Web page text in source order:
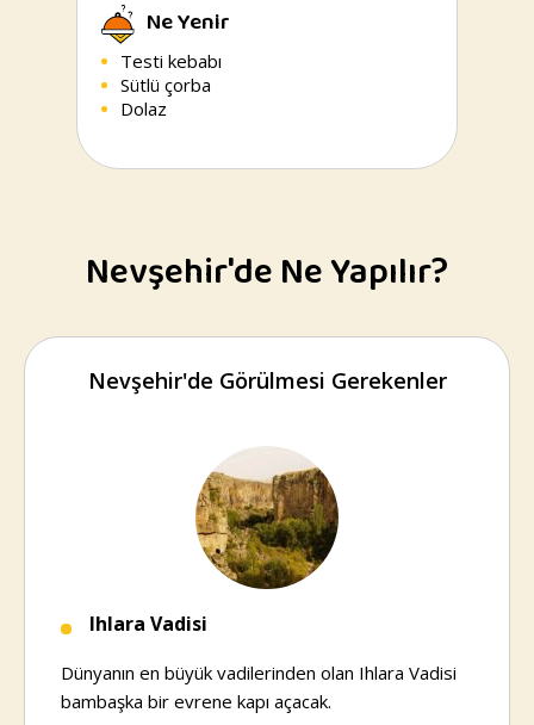
Ne Yenir
Testi kebabı
Sütlü çorba
Dolaz
Nevşehir'de Ne Yapılır?
Nevşehir'de Görülmesi Gerekenler
Ihlara Vadisi
Dünyanın en büyük vadilerinden olan Ihlara Vadisi
bambaşka bir evrene kapı açacak.